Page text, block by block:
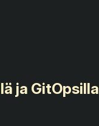
ja GitOpsilla